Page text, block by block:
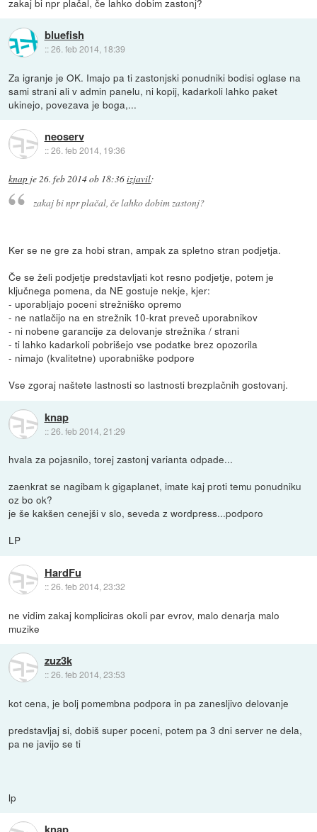
bluefish
::26. feb 2014, 18:39
Za igranje je OK. Imajo pa ti zastonjski ponudniki bodisi oglase na
sami strani ali v admin panelu, ni kopij, kadarkoli lahko paket
ukinejo, povezava je boga,...
neoserv
::26. feb 2014, 19:36
knap je26. feb 2014 ob 18:36izjavil:
zakaj bi npr plačal, če lahko dobim zastonj?
Ker se ne gre za hobi stran, ampak za spletno stran podjetja.
Če se želi podjetje predstavljati kot resno podjetje, potem je
ključnega pomena, da NE gostuje nekje, kjer:
- uporabljajo poceni strežniško opremo
- ne natlačijo na en strežnik 10-krat preveč uporabnikov
- ni nobene garancije za delovanje strežnika / strani
- ti lahko kadarkoli pobrišejo vse podatke brez opozorila
- nimajo (kvalitetne) uporabniške podpore
Vse zgoraj naštete lastnosti so lastnosti brezplačnih gostovanj.
knap
::26. feb 2014, 21:29
hvala za pojasnilo, torej zastonj varianta odpade...
zaenkrat se nagibam k gigaplanet, imate kaj proti temu ponudniku
oz bo ok?
je še kakšen cenejši v slo, seveda z wordpress...podporo
LP
HardFu
::26. feb 2014, 23:32
ne vidim zakaj kompliciras okoli par evrov, malo denarja malo
muzike
zuz3k
::26. feb 2014, 23:53
kot cena, je bolj pomembna podpora in pa zanesljivo delovanje
predstavljaj si, dobiš super poceni, potem pa 3 dni server ne dela,
pa ne javijo se ti
lp